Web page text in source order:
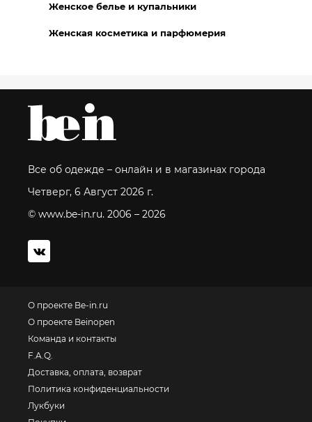
Женское белье и купальники
Женская косметика и парфюмерия
Все об одежде – онлайн и в магазинах города
Четверг, 6 Август 2026 г.
© www.be-in.ru. 2006 – 2026
О проекте Be-in.ru
О проекте Beinopen
Команда и контакты
F.A.Q.
Доставка, оплата, возврат
Политика конфиденциальности
Лукбуки